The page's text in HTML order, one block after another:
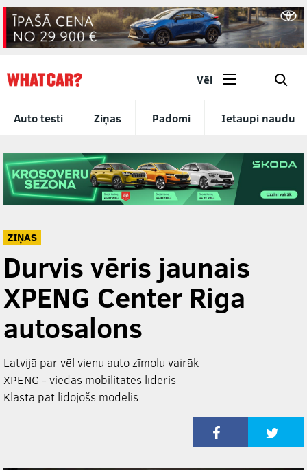
Auto testi Ziņas Padomi Ietaupi naudu
Vēl 🔎
ZIŅAS
Durvis vēris jaunais
XPENG Center Riga
autosalons
Latvijā par vēl vienu auto zīmolu vairāk
XPENG - viedās mobilitātes līderis
Klāstā pat lidojošs modelis